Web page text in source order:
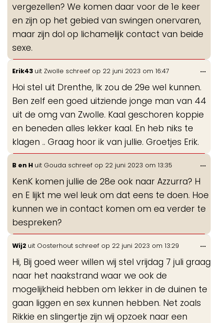
vergezellen? We komen daar voor de 1e keer
en zijn op het gebied van swingen onervaren,
maar zijn dol op lichamelijk contact van beide
sexe.
Erik43 uit Zwolle schreef op 22 juni 2023 om 16:47
Hoi stel uit Drenthe, Ik zou de 29e wel kunnen.
Ben zelf een goed uitziende jonge man van 44
uit de omg van Zwolle. Kaal geschoren koppie
en beneden alles lekker kaal. En heb niks te
klagen .. Graag hoor ik van jullie. Groetjes Erik.
...
B en H uit Gouda schreef op 22 juni 2023 om 13:35
KenK komen jullie de 28e ook naar Azzurra? H
en E lijkt me wel leuk om dat eens te doen. Hoe
kunnen we in contact komen om ea verder te
bespreken?
...
Wij2 uit Oosterhout schreef op 22 juni 2023 om 13:29
Hi, Bij goed weer willen wij stel vrijdag 7 juli graag
naar het naakstrand waar we ook de
mogelijkheid hebben om lekker in de duinen te
gaan liggen en sex kunnen hebben. Net zoals
Rikkie en slingertje zijn wij opzoek naar een
...